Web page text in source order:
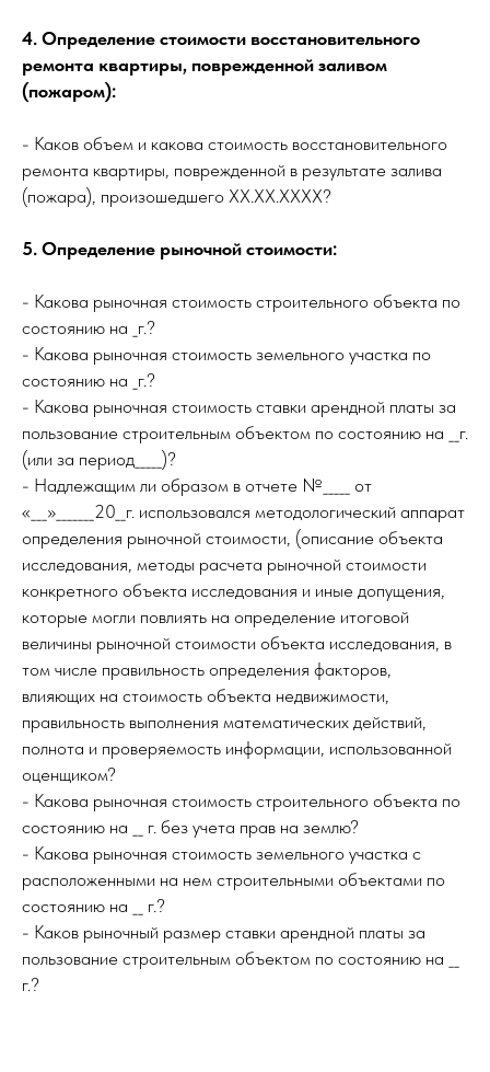
4. Определение стоимости восстановительного
ремонта квартиры, поврежденной заливом
(пожаром):
- Каков объем и какова стоимость восстановительного
ремонта квартиры, поврежденной в результате залива
(пожара), произошедшего ХХ.ХХ.ХХХХ?
5. Определение рыночной стоимости:
- Какова рыночная стоимость строительного объекта по
состоянию на _г.?
- Какова рыночная стоимость земельного участка по
состоянию на _г.?
- Какова рыночная стоимость ставки арендной платы за
пользование строительным объектом по состоянию на __г.
(или за период_____)?
- Надлежащим ли образом в отчете №_____ от
«___»_______20__г. использовался методологический аппарат
определения рыночной стоимости, (описание объекта
исследования, методы расчета рыночной стоимости
конкретного объекта исследования и иные допущения,
которые могли повлиять на определение итоговой
величины рыночной стоимости объекта исследования, в
том числе правильность определения факторов,
влияющих на стоимость объекта недвижимости,
правильность выполнения математических действий,
полнота и проверяемость информации, использованной
оценщиком?
- Какова рыночная стоимость строительного объекта по
состоянию на __ г. без учета прав на землю?
- Какова рыночная стоимость земельного участка с
расположенными на нем строительными объектами по
состоянию на __ г.?
- Каков рыночный размер ставки арендной платы за
пользование строительным объектом по состоянию на __
г.?